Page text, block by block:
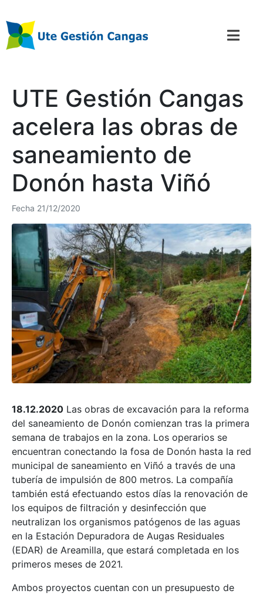
UTE Gestión Cangas
acelera las obras de
saneamiento de
Donón hasta Viñó
Fecha 21/12/2020
18.12.2020 Las obras de excavación para la reforma
del saneamiento de Donón comienzan tras la primera
semana de trabajos en la zona. Los operarios se
encuentran conectando la fosa de Donón hasta la red
municipal de saneamiento en Viñó a través de una
tubería de impulsión de 800 metros. La compañía
también está efectuando estos días la renovación de
los equipos de filtración y desinfección que
neutralizan los organismos patógenos de las aguas
en la Estación Depuradora de Augas Residuales
(EDAR) de Areamilla, que estará completada en los
primeros meses de 2021.
Ambos proyectos cuentan con un presupuesto de